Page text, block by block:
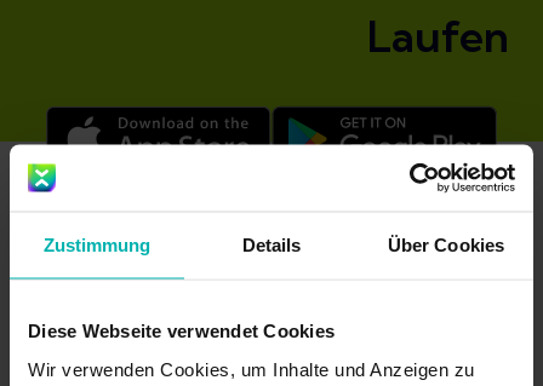
Zustimmung Details Über Cookies
Diese Webseite verwendet Cookies
Wir verwenden Cookies, um Inhalte und Anzeigen zu
Laufen
Weltweit empfohlen